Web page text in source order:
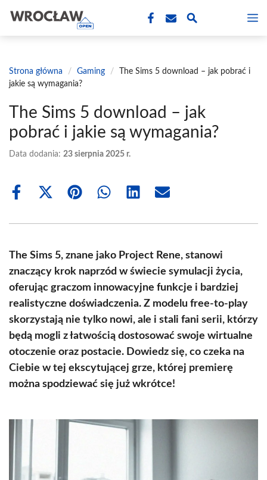
treści
Strona główna / Gaming /
The Sims 5 download – jak pobrać i
jakie są wymagania?
The Sims 5 download – jak
pobrać i jakie są wymagania?
Data dodania: 23 sierpnia 2025 r.
Share
Share
(Twitter)
Share Share Share Share
The Sims 5, znane jako Project Rene, stanowi
znaczący krok naprzód w świecie symulacji życia,
oferując graczom innowacyjne funkcje i bardziej
realistyczne doświadczenia. Z modelu free-to-play
skorzystają nie tylko nowi, ale i stali fani serii, którzy
będą mogli z łatwością dostosować swoje wirtualne
otoczenie oraz postacie. Dowiedz się, co czeka na
Ciebie w tej ekscytującej grze, której premierę
można spodziewać się już wkrótce!